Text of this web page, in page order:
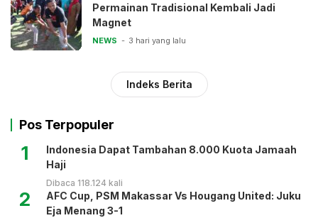
Permainan Tradisional Kembali Jadi
Magnet
NEWS 3 hari yang lalu
Indeks Berita
Pos Terpopuler
1
Indonesia Dapat Tambahan 8.000 Kuota Jamaah
Haji
Dibaca 118.124 kali
2
AFC Cup, PSM Makassar Vs Hougang United: Juku
Eja Menang 3-1